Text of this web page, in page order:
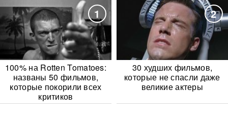
1
100% на Rotten Tomatoes:
названы 50 фильмов,
которые покорили всех
критиков
2
30 худших фильмов,
которые не спасли даже
великие актеры